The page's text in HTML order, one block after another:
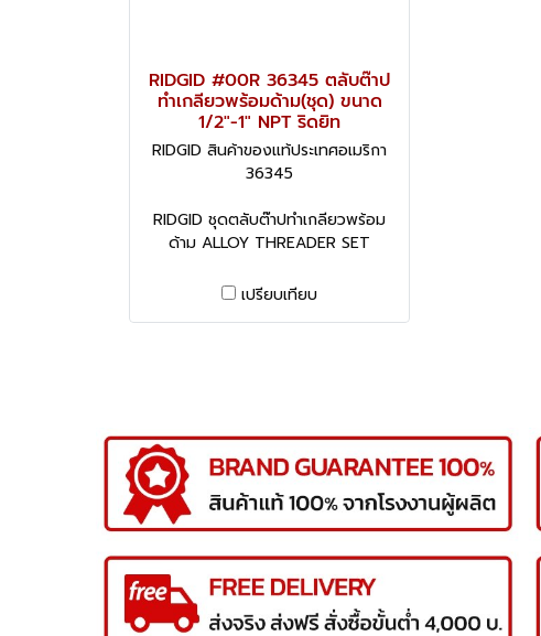
RIDGID #00R 36345 ตลับต๊าป
ทำเกลียวพร้อมด้าม(ชุด) ขนาด
1/2"-1" NPT ริดยิท
RIDGID สินค้าของแท้ประเทศอเมริกา
36345
RIDGID ชุดตลับต๊าปทำเกลียวพร้อม
ด้าม ALLOY THREADER SET
เปรียบเทียบ